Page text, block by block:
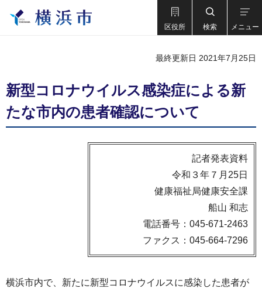
区役所 検索 メニュー
最終更新日 2021年7月25日
新型コロナウイルス感染症による新
たな市内の患者確認について
記者発表資料
令和３年７月25日
健康福祉局健康安全課
船山 和志
電話番号：045-671-2463
ファクス：045-664-7296
横浜市内で、新たに新型コロナウイルスに感染した患者が